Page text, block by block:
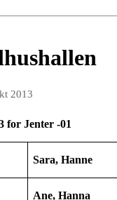
2013
for Jenter -01
Sara, Hanne
Ane, Hanna